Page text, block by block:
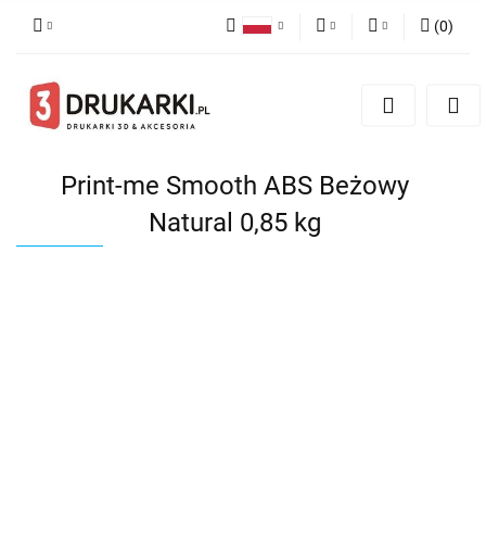
English
Zarejestruj się
(0)
Print-me Smooth ABS Beżowy
Natural 0,85 kg